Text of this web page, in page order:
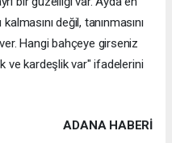
değil, tanınmasını
Hangi bahçeye girseniz
ve kardeşlik var" ifadelerini
ADANA HABERİ